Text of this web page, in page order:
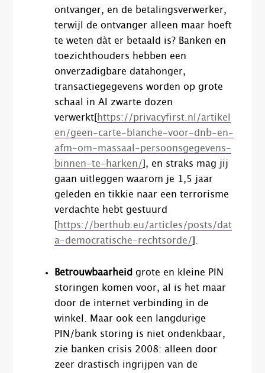
ontvanger, en de betalingsverwerker,
terwijl de ontvanger alleen maar hoeft
te weten dàt er betaald is? Banken en
toezichthouders hebben een
onverzadigbare datahonger,
transactiegegevens worden op grote
schaal in AI zwarte dozen
verwerkt[ https://privacyfirst.nl/artikel
en/geen-carte-blanche-voor-dnb-en-
afm-om-massaal-persoonsgegevens-
binnen-te-harken/ ], en straks mag jij
gaan uitleggen waarom je 1,5 jaar
geleden en tikkie naar een terrorisme
verdachte hebt gestuurd
https://berthub.eu/articles/posts/dat
a-democratische-rechtsorde/
Betrouwbaarheid grote en kleine PIN
storingen komen voor, al is het maar
door de internet verbinding in de
winkel. Maar ook een langdurige
PIN/bank storing is niet ondenkbaar,
zie banken crisis 2008: alleen door
zeer drastisch ingrijpen van de